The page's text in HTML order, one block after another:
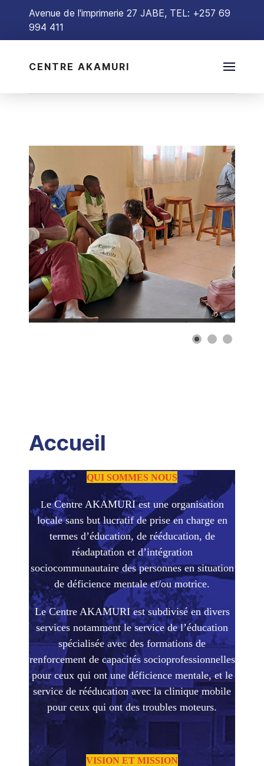
Avenue de l'imprimerie 27 JABE, TEL: +257 69
994 411
CENTRE AKAMURI
Accueil
QUI SOMMES NOUS
Le Centre AKAMURI est une organisation
locale sans but lucratif de prise en charge en
termes d’éducation, de rééducation, de
réadaptation et d’intégration
sociocommunautaire des personnes en situation
de déficience mentale et/ou motrice.
Le Centre AKAMURI est subdivisé en divers
services notamment le service de l’éducation
spécialisée avec des formations de
renforcement de capacités socioprofessionnelles
pour ceux qui ont une déficience mentale, et le
service de rééducation avec la clinique mobile
pour ceux qui ont des troubles moteurs.
VISION ET MISSION